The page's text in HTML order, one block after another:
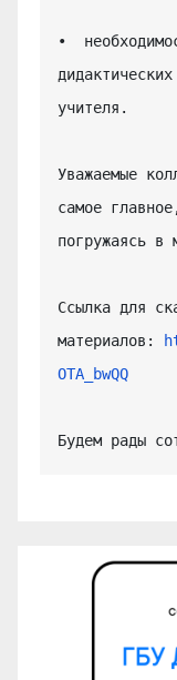
•
учителя.
Уважаемые
самое
погружаясь в
Ссылка для
материалов:
OTA_bwQQ
Будем рады